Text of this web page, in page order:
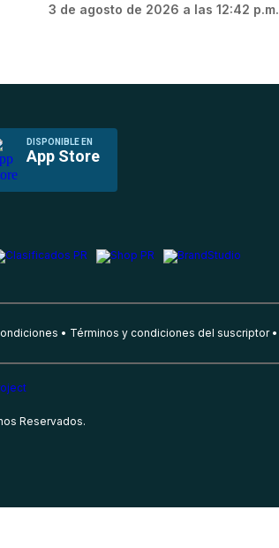
3 de agosto de 2026 a las 12:42 p.m.
DISPONIBLE EN
App Store
Términos y condiciones del suscriptor
Reservados.